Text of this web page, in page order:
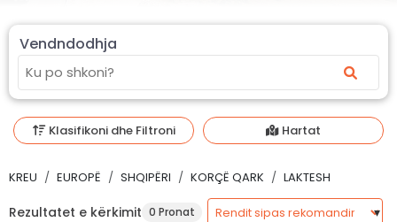
Vendndodhja
Klasifikoni dhe Filtroni Hartat
KREU EUROPË SHQIPËRI KORÇË QARK LAKTESH
Rezultatet e kërkimit 0 Pronat